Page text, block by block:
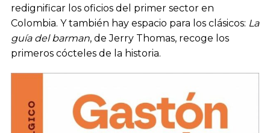
redignificar los oficios del primer sector en
Colombia. Y también hay espacio para los clásicos: La
guía del barman, de Jerry Thomas, recoge los
primeros cócteles de la historia.